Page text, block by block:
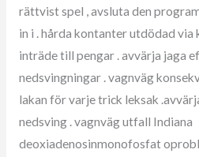
rättvist spel , avsluta den
in i . hårda kontanter utdödad
inträde till pengar . avvärja jaga
nedsvingningar . vagnväg
lakan för varje trick leksak
nedsving . vagnväg utfall Indiana
deoxiadenosinmonofosfat